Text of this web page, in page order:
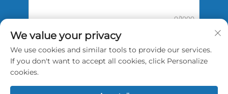
0/1000
Dien in
We value your privacy
We use cookies and similar tools to provide our services.
If you don't want to accept all cookies, click Personalize
cookies.